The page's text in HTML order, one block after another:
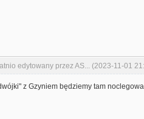
edytowany przez AS... (2023-11-01
z Gzyniem będziemy tam